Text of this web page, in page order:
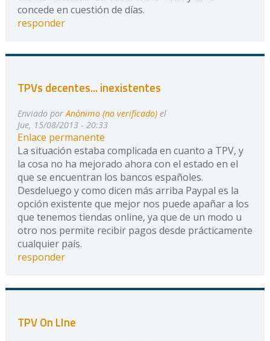
concede en cuestión de días.
responder
TPVs decentes... inexistentes
Enviado porAnónimo (no verificado)el
Jue, 15/08/2013 - 20:33
Enlace permanente
La situación estaba complicada en cuanto a TPV, y
la cosa no ha mejorado ahora con el estado en el
que se encuentran los bancos españoles.
Desdeluego y como dicen más arriba Paypal es la
opción existente que mejor nos puede apañar a los
que tenemos tiendas online, ya que de un modo u
otro nos permite recibir pagos desde prácticamente
cualquier país.
responder
TPV On LIne